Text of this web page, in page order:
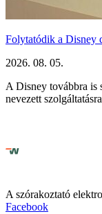
Folytatódik a Disney
2026. 08. 05.
A Disney továbbra is
nevezett
A szórakoztató
Facebook